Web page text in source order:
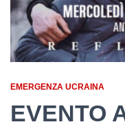
EMERGENZA UCRAINA
EVENTO